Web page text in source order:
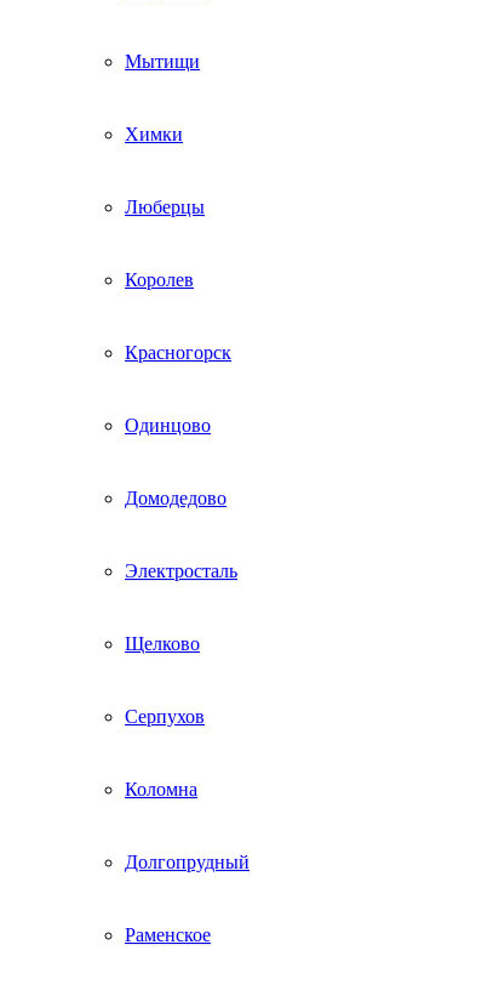
Мытищи
Химки
Люберцы
Королев
Красногорск
Одинцово
Домодедово
Электросталь
Щелково
Серпухов
Коломна
Долгопрудный
Раменское